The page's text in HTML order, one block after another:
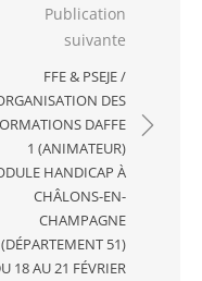
Publication
suivante
FFE & PSEJE /
DES
DAFFE
1 (ANIMATEUR)
HANDICAP À
CHÂLONS-EN-
CHAMPAGNE
(DÉPARTEMENT 51)
18 AU 21 FÉVRIER